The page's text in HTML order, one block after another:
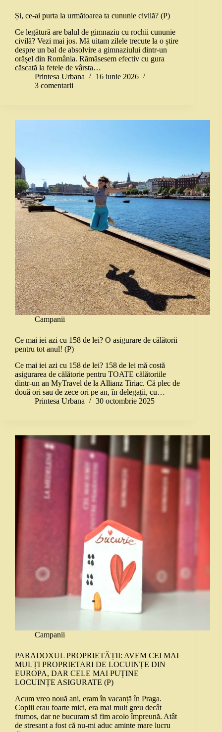
Și, ce-ai purta la următoarea ta cununie civilă? (P)
Ce legătură are balul de gimnaziu cu rochii cununie
civilă? Vezi mai jos. Mă uitam zilele trecute la o știre
despre un bal de absolvire a gimnaziului dintr-un
orășel din România. Rămăsesem efectiv cu gura
căscată la fetele de vârsta…
Printesa Urbana
16 iunie 2026
3 comentarii
Campanii
Ce mai iei azi cu 158 de lei? O asigurare de călătorii
pentru tot anul! (P)
Ce mai iei azi cu 158 de lei? 158 de lei mă costă
asigurarea de călătorie pentru TOATE călătoriile
dintr-un an MyTravel de la Allianz Tiriac. Că plec de
două ori sau de zece ori pe an, în delegații, cu…
Printesa Urbana
30 octombrie 2025
Campanii
PARADOXUL PROPRIETĂȚII: AVEM CEI MAI
MULȚI PROPRIETARI DE LOCUINȚE DIN
EUROPA, DAR CELE MAI PUȚINE
LOCUINȚE ASIGURATE (P)
Acum vreo nouă ani, eram în vacanță în Praga.
Copiii erau foarte mici, era mai mult greu decât
frumos, dar ne bucuram să fim acolo împreună. Atât
de stresant a fost că nu-mi aduc aminte mare lucru